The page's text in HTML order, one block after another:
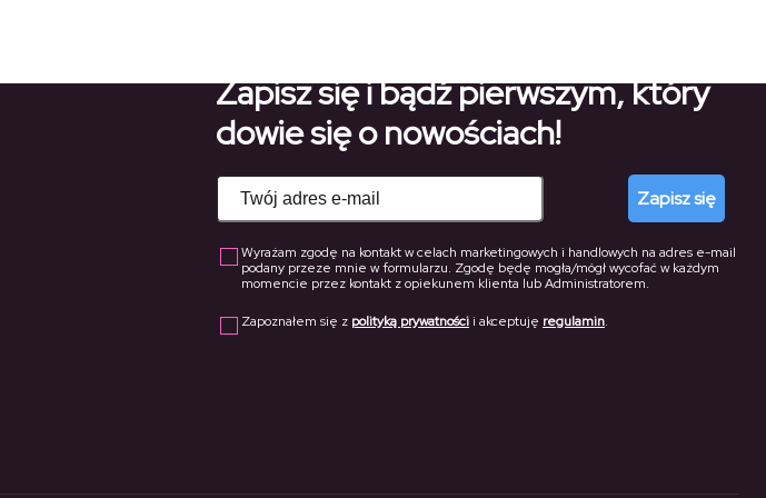
Zapisz się i bądź pierwszym, który
dowie się o nowościach!
Wyrażam zgodę na kontakt w celach marketingowych i handlowych na adres e-mail
podany przeze mnie w formularzu. Zgodę będę mogła/mógł wycofać w każdym
momencie przez kontakt z opiekunem klienta lub Administratorem.
Zapoznałem się z polityką prywatnościi akceptuję regulamin.
Zapisz się